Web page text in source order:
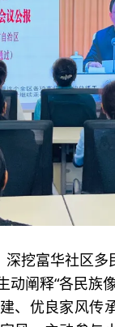
挖富华社区多
阐释“各民族
、优良家风传